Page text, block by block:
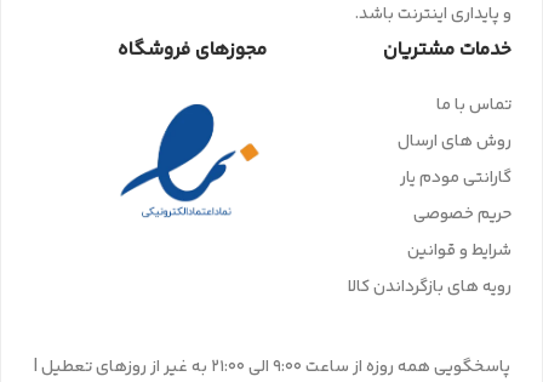
و پایداری اینترنت باشد.
خدمات مشتریان
تماس با ما
روش های ارسال
گارانتی مودم یار
حریم خصوصی
شرایط و قوانین
رویه های بازگرداندن کالا
مجوزهای فروشگاه
پاسخگویی همه روزه از ساعت 9:00 الی 21:00 به غیر از روزهای تعطیل |